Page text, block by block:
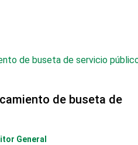
de buseta de
General